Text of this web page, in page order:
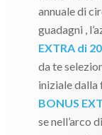
annuale di
guadagni ,
EXTRA di
da te
iniziale dalla
BONUS
se nell’arco